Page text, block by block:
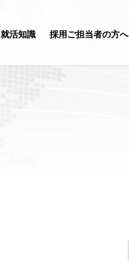
就活知識 採用ご担当者の方へ